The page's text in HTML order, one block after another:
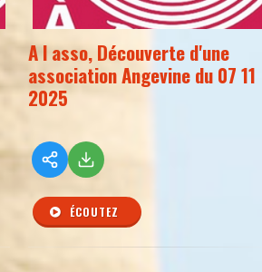
A l asso, Découverte d'une
association Angevine du 07 11
2025
ÉCOUTEZ